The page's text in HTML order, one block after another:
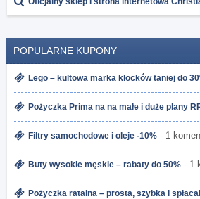
POPULARNE KUPONY
Lego – kultowa marka klocków taniej do
Pożyczka Prima na na małe i duże plany
Filtry samochodowe i oleje -10% - 1
Buty wysokie męskie – rabaty do 50% - 1
Pożyczka ratalna – prosta, szybka i